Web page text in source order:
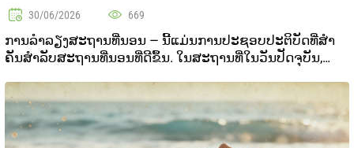
30/06/2026 669
ການລໍາລຽງສະຖານທີ່ນອນ — ນີ້ແມ່ນການປະຊອບປະຕິບັດທີ່ສໍາ
ຄັນສໍາລັບສະຖານທີ່ນອນທີ່ດີຂຶ້ນ. ໃນສະຖານທີ່ໃນວັນປັດຈຸບັນ,
ແນຣອມອີສໃນທຸກອັນສົງລົງ. ສຽງໃນບົດບັດກັບທີ່ຈະເພີ..